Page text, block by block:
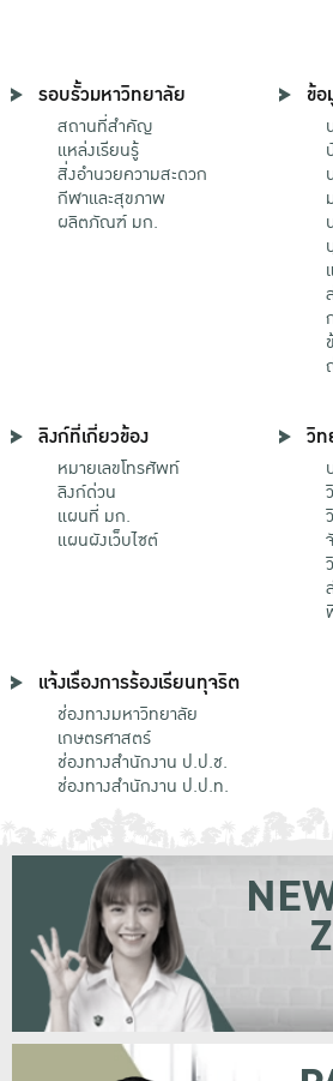
รอบรั้วมหาวิทยาลัย
สถานที่สำคัญ
แหล่งเรียนรู้
สิ่งอำนวยความสะดวก
กีฬาและสุขภาพ
ผลิตภัณฑ์ มก.
ข้อ
ลิงก์ที่เกี่ยวข้อง
หมายเลขโทรศัพท์
ลิงก์ด่วน
แผนที่ มก.
แผนผังเว็บไซต์
วิท
แจ้งเรื่องการร้องเรียนทุจริต
ช่องทางมหาวิทยาลัย
เกษตรศาสตร์
ช่องทางสำนักงาน ป.ป.ช.
ช่องทางสำนักงาน ป.ป.ท.